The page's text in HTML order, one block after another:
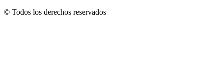
© Todos los derechos reservados